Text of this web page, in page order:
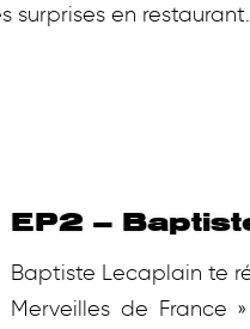
surprises en
EP2 –
Baptiste Lecaplain te
Merveilles de France